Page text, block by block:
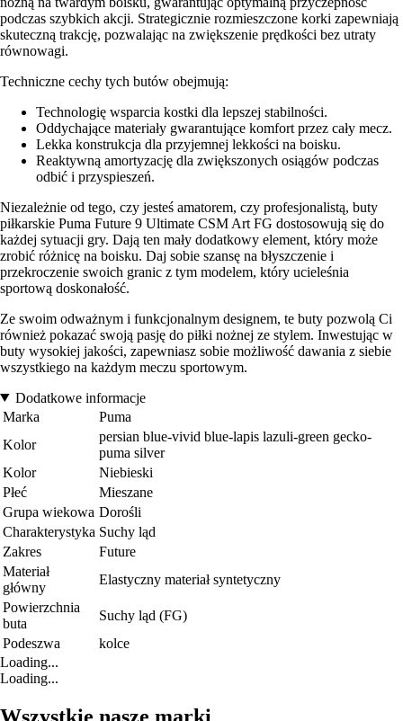
podczas szybkich akcji. Strategicznie rozmieszczone korki zapewniają
skuteczną trakcję, pozwalając na zwiększenie prędkości bez utraty
równowagi.
Techniczne cechy tych butów obejmują:
Technologię wsparcia kostki dla lepszej stabilności.
Oddychające materiały gwarantujące komfort przez cały mecz.
Lekka konstrukcja dla przyjemnej lekkości na boisku.
Reaktywną amortyzację dla zwiększonych osiągów podczas
odbić i przyspieszeń.
Niezależnie od tego, czy jesteś amatorem, czy profesjonalistą, buty
piłkarskie Puma Future 9 Ultimate CSM Art FG dostosowują się do
każdej sytuacji gry. Dają ten mały dodatkowy element, który może
zrobić różnicę na boisku. Daj sobie szansę na błyszczenie i
przekroczenie swoich granic z tym modelem, który ucieleśnia
sportową doskonałość.
Ze swoim odważnym i funkcjonalnym designem, te buty pozwolą Ci
również pokazać swoją pasję do piłki nożnej ze stylem. Inwestując w
buty wysokiej jakości, zapewniasz sobie możliwość dawania z siebie
wszystkiego na każdym meczu sportowym.
Dodatkowe informacje
Marka
Puma
Kolor
persian blue-vivid blue-lapis lazuli-green gecko-
puma silver
Kolor
Niebieski
Płeć
Mieszane
Grupa wiekowa Dorośli
Charakterystyka Suchy ląd
Zakres
Future
Materiał
główny
Elastyczny materiał syntetyczny
Powierzchnia
buta
Suchy ląd (FG)
Podeszwa
kolce
Loading...
Loading...
Wszystkie nasze marki